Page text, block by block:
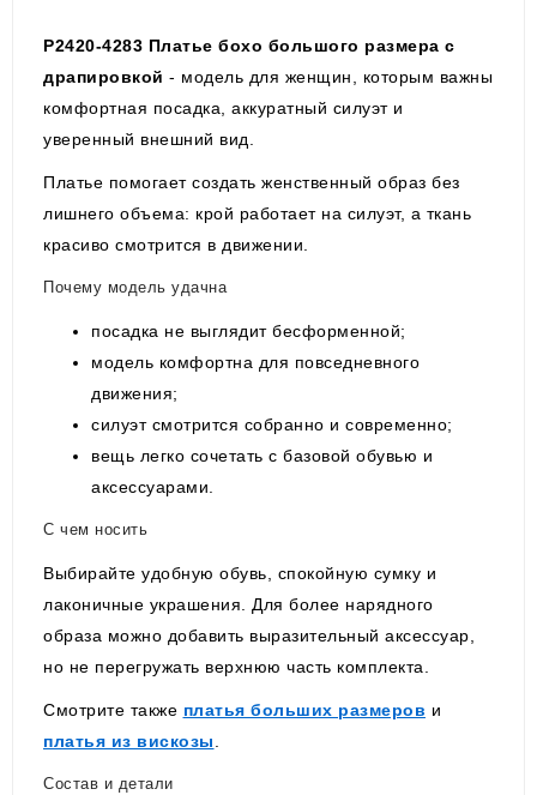
P2420-4283 Платье бохо большого размера с
драпировкой - модель для женщин, которым важны
комфортная посадка, аккуратный силуэт и
уверенный внешний вид.
Платье помогает создать женственный образ без
лишнего объема: крой работает на силуэт, а ткань
красиво смотрится в движении.
Почему модель удачна
посадка не выглядит бесформенной;
модель комфортна для повседневного
движения;
силуэт смотрится собранно и современно;
вещь легко сочетать с базовой обувью и
аксессуарами.
С чем носить
Выбирайте удобную обувь, спокойную сумку и
лаконичные украшения. Для более нарядного
образа можно добавить выразительный аксессуар,
но не перегружать верхнюю часть комплекта.
Смотрите также платья больших размеров и
платья из вискозы
Состав и детали